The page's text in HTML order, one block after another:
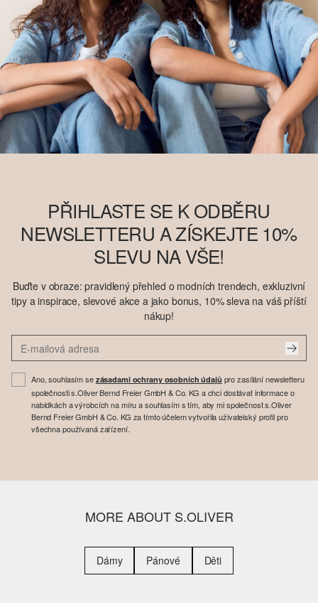
PŘIHLASTE SE K ODBĚRU
NEWSLETTERU A ZÍSKEJTE 10%
SLEVU NA VŠE!
Buďte v obraze: pravidlený přehled o modních trendech, exkluzivní
tipy a inspirace, slevové akce a jako bonus, 10% sleva na váš příští
nákup!
Ano, souhlasím se zásadami ochrany osobních údajů pro zasílání newsletteru
společnosti s.Oliver Bernd Freier GmbH & Co. KG a chci dostávat informace o
nabídkách a výrobcích na míru a souhlasím s tím, aby mi společnost s.Oliver
Bernd Freier GmbH & Co. KG za tímto účelem vytvořila uživatelský profil pro
všechna používaná zařízení.
MORE ABOUT S.OLIVER
Dámy Pánové Děti